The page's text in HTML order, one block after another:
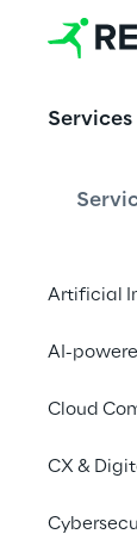
Services
Artificial
AI-
Cloud
CX &